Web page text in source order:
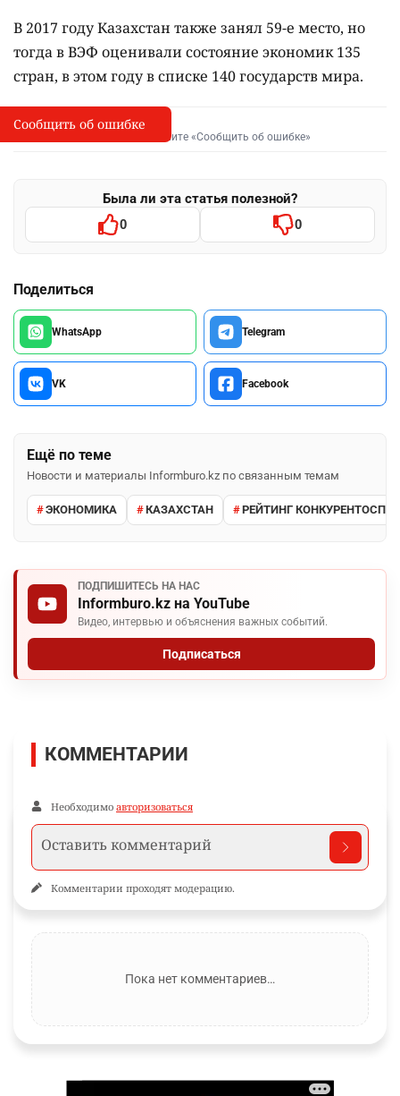
В 2017 году Казахстан также занял 59-е место, но
тогда в ВЭФ оценивали состояние экономик 135
стран, в этом году в списке 140 государств мира.
I
Сообщить об опечатке
Выделите фрагмент и нажмите «Сообщить об ошибке»
Была ли эта статья полезной?
0 0
Поделиться
WhatsApp Telegram
VK Facebook
Ещё по теме
Новости и материалы Informburo.kz по связанным темам
ЭКОНОМИКА КАЗАХСТАН РЕЙТИНГ
ПОДПИШИТЕСЬ НА НАС
Informburo.kz на YouTube
Видео, интервью и объяснения важных событий.
Подписаться
Сообщить об ошибке
КОММЕНТАРИИ
Необходимо авторизоваться
Комментарии проходят модерацию.
Пока нет комментариев…